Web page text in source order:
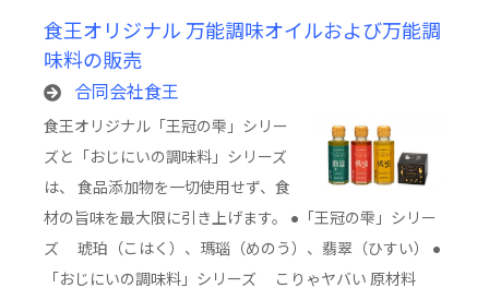
食王オリジナル 万能調味オイルおよび万能調
味料の販売
合同会社食王
食王オリジナル「王冠の雫」シリー
ズと「おじにいの調味料」シリーズ
は、 食品添加物を一切使用せず、食
材の旨味を最大限に引き上げます。 ●「王冠の雫」シリー
ズ 琥珀（こはく）、瑪瑙（めのう）、翡翠（ひすい） ●
「おじにいの調味料」シリーズ こりゃヤバい 原材料